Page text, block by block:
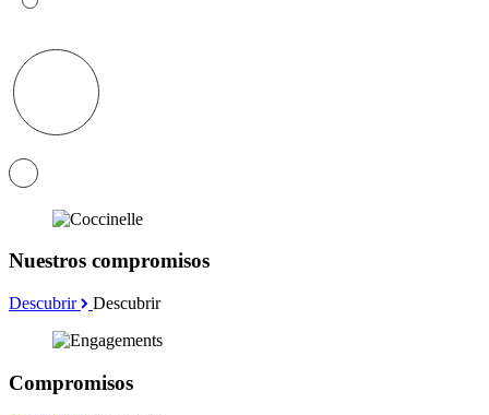
Nuestros compromisos
Descubrir Descubrir
Compromisos